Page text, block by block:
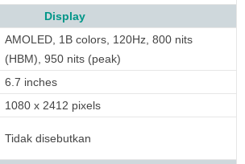
Display
AMOLED, 1B colors, 120Hz, 800 nits
(HBM), 950 nits (peak)
6.7 inches
1080 x 2412 pixels
Tidak disebutkan